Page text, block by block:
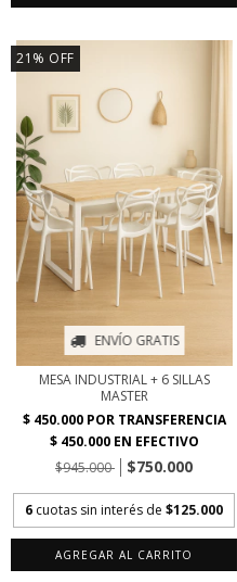
21 % OFF
ENVÍO GRATIS
MESA INDUSTRIAL + 6 SILLAS
MASTER
$945.000 $750.000
6 cuotas sin interés de $125.000
AGREGAR AL CARRITO